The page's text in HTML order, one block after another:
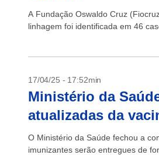
A Fundação Oswaldo Cruz
linhagem foi identificada em 46
17/04/25 - 17:52min
Ministério da
atualizadas da
O Ministério da Saúde fechou a
imunizantes serão entregues de